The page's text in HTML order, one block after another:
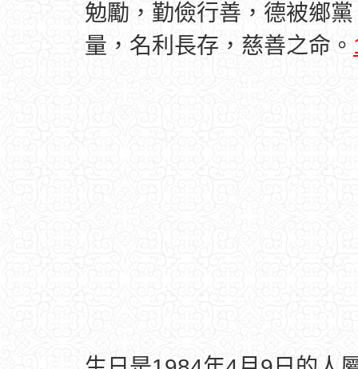
勉勵，勤儉行善，德被鄉
量，名利長存，慈善之命。